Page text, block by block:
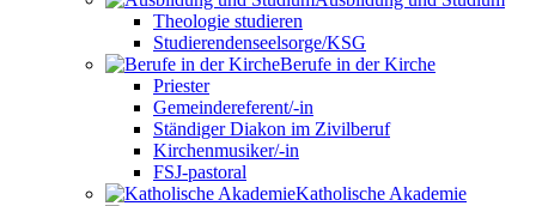
Theologie studieren
Studierendenseelsorge/KSG
Berufe in der Kirche
Priester
Gemeindereferent/-in
Ständiger Diakon im Zivilberuf
Kirchenmusiker/-in
FSJ-pastoral
Katholische Akademie